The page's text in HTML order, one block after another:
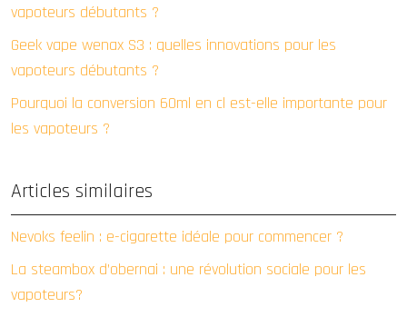
vapoteurs débutants ?
Geek vape wenax S3 : quelles innovations pour les
vapoteurs débutants ?
Pourquoi la conversion 60ml en cl est-elle importante pour
les vapoteurs ?
Articles similaires
Nevoks feelin : e-cigarette idéale pour commencer ?
La steambox d’obernai : une révolution sociale pour les
vapoteurs?